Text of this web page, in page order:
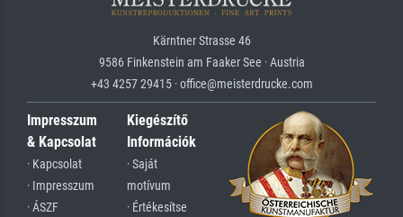
Kärntner Strasse 46
9586 Finkenstein am Faaker See · Austria
+43 4257 29415 · office@meisterdrucke.com
Impresszum
& Kapcsolat
· Kapcsolat
· Impresszum
· ÁSZF
Kiegészítő
Információk
· Saját
motívum
· Értékesítse